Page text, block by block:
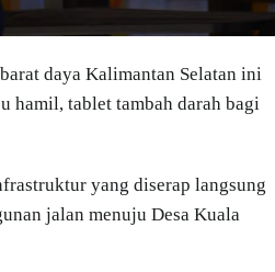
daya Kalimantan Selatan ini
hamil, tablet tambah darah bagi
yang diserap langsung
jalan menuju Desa Kuala